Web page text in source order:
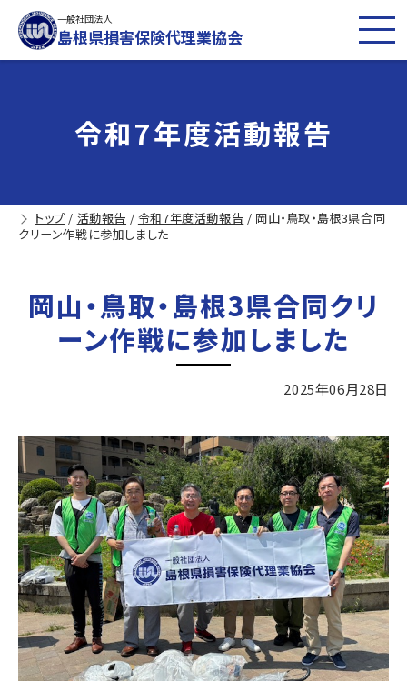
一般社団法人
島根県損害保険代理業協会
令和7年度活動報告
トップ / 活動報告 / 令和7年度活動報告 / 岡山・鳥取・島根3県合同
クリーン作戦に参加しました
岡山・鳥取・島根3県合同クリ
ーン作戦に参加しました
2025年06月28日